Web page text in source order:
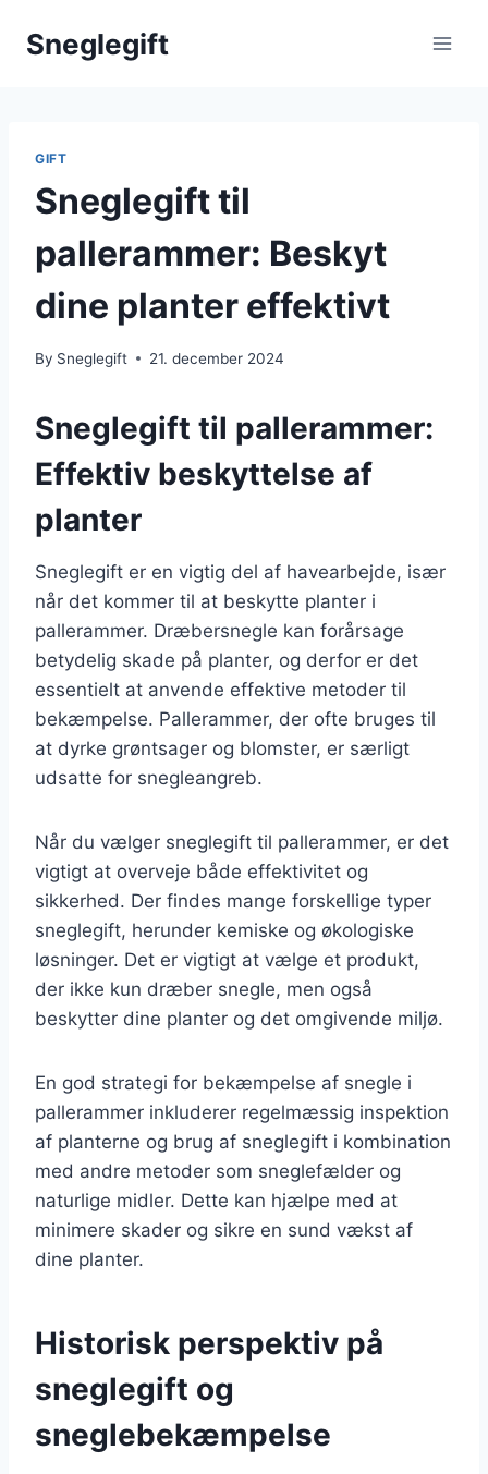
Sneglegift
GIFT
Sneglegift til
pallerammer: Beskyt
dine planter effektivt
By Sneglegift 21. december 2024
Sneglegift til pallerammer:
Effektiv beskyttelse af
planter
Sneglegift er en vigtig del af havearbejde, især
når det kommer til at beskytte planter i
pallerammer. Dræbersnegle kan forårsage
betydelig skade på planter, og derfor er det
essentielt at anvende effektive metoder til
bekæmpelse. Pallerammer, der ofte bruges til
at dyrke grøntsager og blomster, er særligt
udsatte for snegleangreb.
Når du vælger sneglegift til pallerammer, er det
vigtigt at overveje både effektivitet og
sikkerhed. Der findes mange forskellige typer
sneglegift, herunder kemiske og økologiske
løsninger. Det er vigtigt at vælge et produkt,
der ikke kun dræber snegle, men også
beskytter dine planter og det omgivende miljø.
En god strategi for bekæmpelse af snegle i
pallerammer inkluderer regelmæssig inspektion
af planterne og brug af sneglegift i kombination
med andre metoder som sneglefælder og
naturlige midler. Dette kan hjælpe med at
minimere skader og sikre en sund vækst af
dine planter.
Historisk perspektiv på
sneglegift og
sneglebekæmpelse